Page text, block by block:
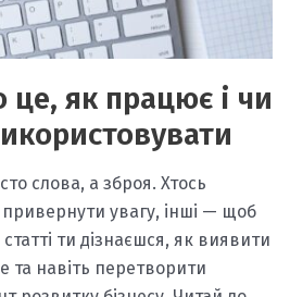
це, як працює і чи
слова, а зброя. Хтось
привернути увагу, інші — щоб
ти дізнаєшся, як виявити
та навіть перетворити